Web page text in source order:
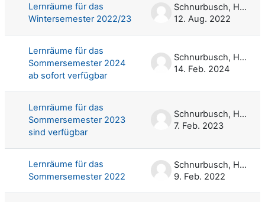
Lernräume für das
Wintersemester 2022/23
Schnurbusch, Harald
12. Aug. 2022
Lernräume für das
Sommersemester 2024
ab sofort verfügbar
Schnurbusch, Harald
14. Feb. 2024
Lernräume für das
Sommersemester 2023
sind verfügbar
Schnurbusch, Harald
7. Feb. 2023
Lernräume für das
Sommersemester 2022
Schnurbusch, Harald
9. Feb. 2022